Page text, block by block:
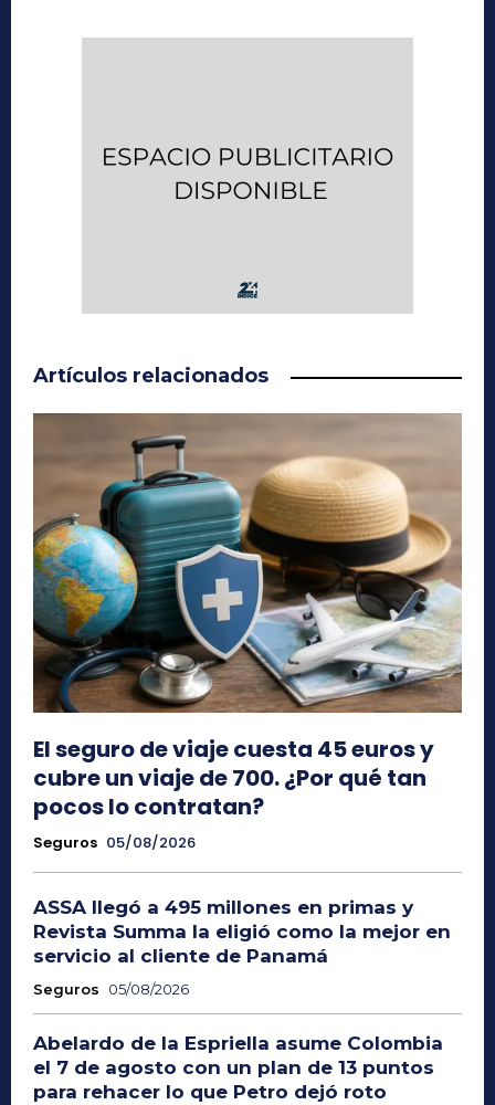
Artículos relacionados
El seguro de viaje cuesta 45 euros y
cubre un viaje de 700. ¿Por qué tan
pocos lo contratan?
Seguros 05/08/2026
ASSA llegó a 495 millones en primas y
Revista Summa la eligió como la mejor en
servicio al cliente de Panamá
Seguros 05/08/2026
Abelardo de la Espriella asume Colombia
el 7 de agosto con un plan de 13 puntos
para rehacer lo que Petro dejó roto